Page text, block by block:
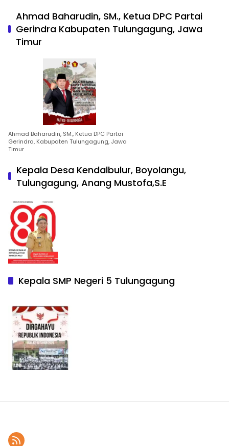
Ahmad Baharudin, SM., Ketua DPC Partai
Gerindra Kabupaten Tulungagung, Jawa
Timur
Ahmad Baharudin, SM., Ketua DPC Partai
Gerindra, Kabupaten Tulungagung, Jawa
Timur
Kepala Desa Kendalbulur, Boyolangu,
Tulungagung, Anang Mustofa,S.E
Kepala SMP Negeri 5 Tulungagung